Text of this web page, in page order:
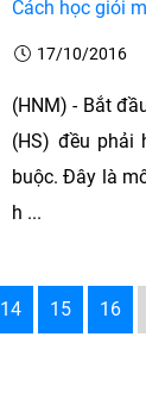
Cách học giỏi
17/10/2016
(HNM) - Bắt
(HS) đều phải
buộc. Đây là
h ...
14 15 16